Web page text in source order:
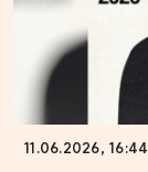
11.06.2026, 16:44